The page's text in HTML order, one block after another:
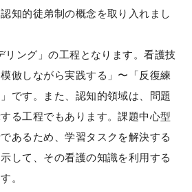
知的徒弟制の概念を取り入れまし
ング」の工程となります。看護技
倣しながら実践する」〜「反復練
です。また、認知的領域は、問題
る工程でもあります。課題中心型
あるため、学習タスクを解決する
して、その看護の知識を利用する
。